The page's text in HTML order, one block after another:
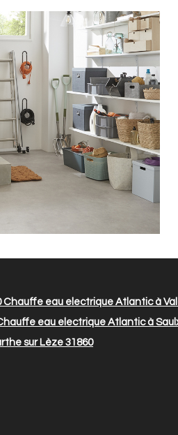
Chauffe eau electrique Atlantic à
eau electrique Atlantic à
sur Lèze 31860